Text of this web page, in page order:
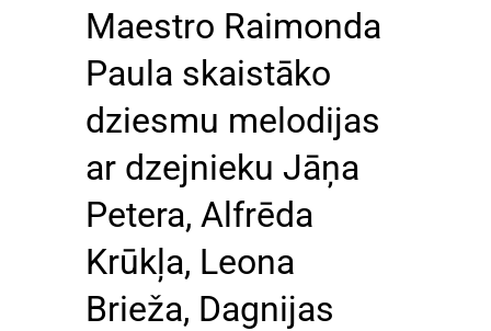
Maestro Raimonda
Paula skaistāko
dziesmu melodijas
ar dzejnieku Jāņa
Petera, Alfrēda
Krūkļa, Leona
Brieža, Dagnijas